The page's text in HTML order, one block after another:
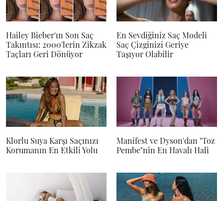
Hailey Bieber'ın Son Saç
Takıntısı: 2000'lerin Zikzak
Taçları Geri Dönüyor
En Sevdiğiniz Saç Modeli
Saç Çizginizi Geriye
Taşıyor Olabilir
Klorlu Suya Karşı Saçınızı
Korumanın En Etkili Yolu
Manifest ve Dyson'dan "Toz
Pembe"nin En Havalı Hali